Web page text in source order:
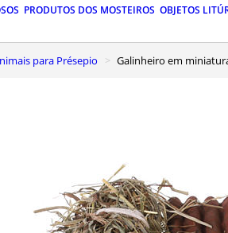
PRODUTOS DOS MOSTEIROS OBJETOS
Animais para Présepio Galinheiro em